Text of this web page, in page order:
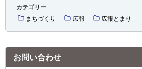
カテゴリー
まちづくり
広報 広報とまり
お問い合わせ